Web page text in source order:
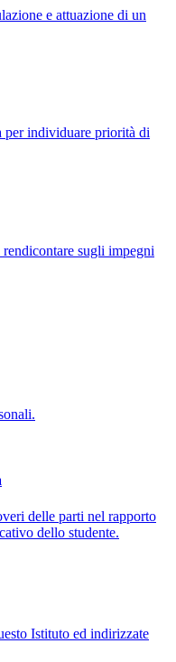
e attuazione di un
per individuare priorità di
sugli impegni
delle parti nel rapporto
dello studente.
Istituto ed indirizzate